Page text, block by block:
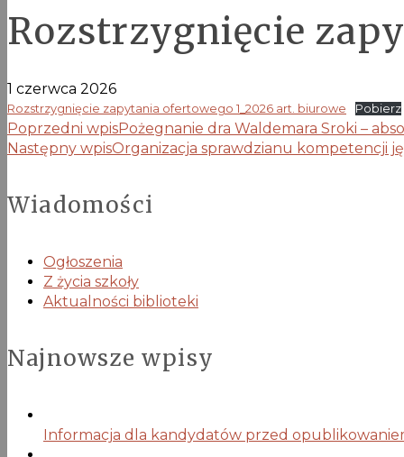
Rozstrzygnięcie
1 czerwca 2026
Rozstrzygnięcie zapytania ofertowego 1_2026 art. biurowe Pobierz
Poprzedni wpisPożegnanie dra Waldemara Sroki –
Następny wpisOrganizacja sprawdzianu kompetencji
Wiadomości
Ogłoszenia
Z życia szkoły
Aktualności biblioteki
Najnowsze wpisy
Informacja dla kandydatów przed